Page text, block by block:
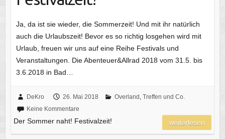
Ja, da ist sie wieder, die Sommerzeit! Und mit ihr natürlich
auch die Urlaubszeit! Bevor es so richtig losgehen wird mit
Urlaub, freuen wir uns auf eine Reihe Festivals und
Veranstaltungen. Die Abenteuer&Allrad 2018 vom 31.5. bis
3.6.2018 in Bad…
DeKro 26. Mai 2018 Overland , Treffen und Co.
Keine Kommentare
Der Sommer naht! Festivalzeit! weiterlesen